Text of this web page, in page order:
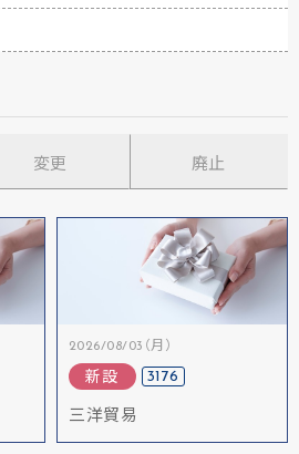
変更 廃止
2026/08/03（月）
新設 3176
三洋貿易